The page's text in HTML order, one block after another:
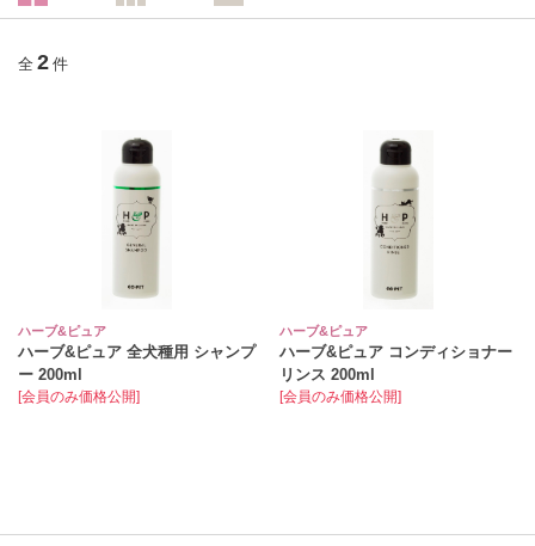
全 2 件
ハーブ&ピュア
ハーブ&ピュア 全犬種用 シャンプ
ー 200ml
[会員のみ価格公開]
ハーブ&ピュア
ハーブ&ピュア コンディショナー
リンス 200ml
[会員のみ価格公開]